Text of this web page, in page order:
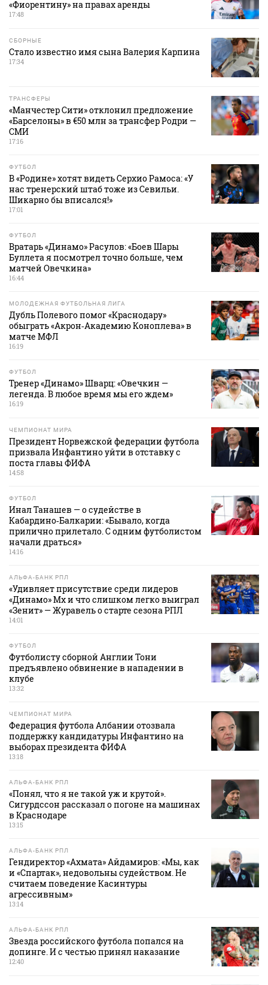
«Фиорентину» на правах аренды
17:48
СБОРНЫЕ
Стало известно имя сына Валерия Карпина
17:34
ТРАНСФЕРЫ
«Манчестер Сити» отклонил предложение
«Барселоны» в €50 млн за трансфер Родри —
СМИ
17:16
ФУТБОЛ
В «Родине» хотят видеть Серхио Рамоса: «У
нас тренерский штаб тоже из Севильи.
Шикарно бы вписался!»
17:01
ФУТБОЛ
Вратарь «Динамо» Расулов: «Боев Шары
Буллета я посмотрел точно больше, чем
матчей Овечкина»
16:44
МОЛОДЕЖНАЯ ФУТБОЛЬНАЯ ЛИГА
Дубль Полевого помог «Краснодару»
обыграть «Акрон‑Академию Коноплева» в
матче МФЛ
16:19
ФУТБОЛ
Тренер «Динамо» Шварц: «Овечкин —
легенда. В любое время мы его ждем»
16:19
ЧЕМПИОНАТ МИРА
Президент Норвежской федерации футбола
призвала Инфантино уйти в отставку с
поста главы ФИФА
14:58
ФУТБОЛ
Инал Танашев — о судействе в
Кабардино‑Балкарии: «Бывало, когда
прилично прилетало. С одним футболистом
начали драться»
14:16
АЛЬФА-БАНК РПЛ
«Удивляет присутствие среди лидеров
«Динамо» Мх и что слишком легко выиграл
«Зенит» — Журавель о старте сезона РПЛ
14:01
ФУТБОЛ
Футболисту сборной Англии Тони
предъявлено обвинение в нападении в
клубе
13:32
ЧЕМПИОНАТ МИРА
Федерация футбола Албании отозвала
поддержку кандидатуры Инфантино на
выборах президента ФИФА
13:18
АЛЬФА-БАНК РПЛ
«Понял, что я не такой уж и крутой».
Сигурдссон рассказал о погоне на машинах
в Краснодаре
13:15
АЛЬФА-БАНК РПЛ
Гендиректор «Ахмата» Айдамиров: «Мы, как
и «Спартак», недовольны судейством. Не
считаем поведение Касинтуры
агрессивным»
13:14
АЛЬФА-БАНК РПЛ
Звезда российского футбола попался на
допинге. И с честью принял наказание
12:40